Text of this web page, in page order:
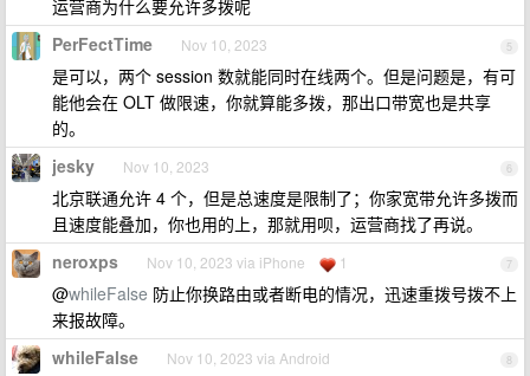
运营商为什么要允许多拨呢
5
PerFectTime Nov 10, 2023
是可以，两个 session 数就能同时在线两个。但是问题是，有可
能他会在 OLT 做限速，你就算能多拨，那出口带宽也是共享
的。
6
jesky Nov 10, 2023
北京联通允许 4 个，但是总速度是限制了；你家宽带允许多拨而
且速度能叠加，你也用的上，那就用呗，运营商找了再说。
7
neroxps Nov 10, 2023 via iPhone 1
@whileFalse 防止你换路由或者断电的情况，迅速重拨号拨不上
来报故障。
8
whileFalse Nov 10, 2023 via Android